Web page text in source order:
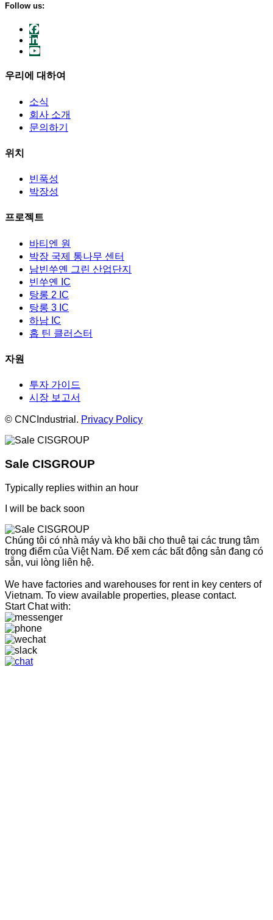
Follow us:
우리에 대하여
소식
회사 소개
문의하기
위치
빈푹성
박장성
프로젝트
바티엔 원
박장 국제 통나무 센터
남빈쑤옌 그린 산업단지
빈쑤옌 IC
탕롱 2 IC
탕롱 3 IC
하남 IC
홉 틴 클러스터
자원
투자 가이드
시장 보고서
© CNCIndustrial. Privacy Policy
Sale CISGROUP
Typically replies within an hour
I will be back soon
Chúng tôi có nhà máy và kho bãi cho thuê tại các trung tâm
trọng điểm của Việt Nam. Để xem các bất động sản đang có
sẵn, vui lòng liên hệ.
We have factories and warehouses for rent in key centers of
Vietnam. To view available properties, please contact.
Start Chat with: